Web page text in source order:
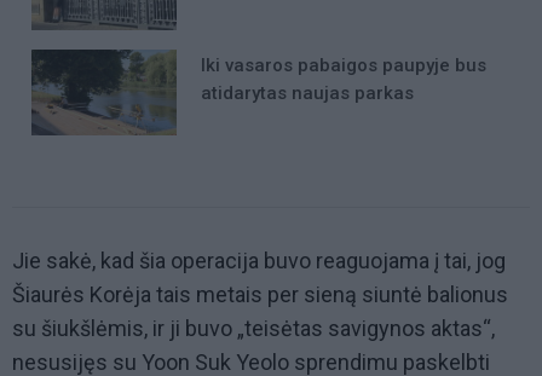
Iki vasaros pabaigos paupyje bus
atidarytas naujas parkas
Jie sakė, kad šia operacija buvo reaguojama į tai, jog
Šiaurės Korėja tais metais per sieną siuntė balionus
su šiukšlėmis, ir ji buvo „teisėtas savigynos aktas“,
nesusijęs su Yoon Suk Yeolo sprendimu paskelbti